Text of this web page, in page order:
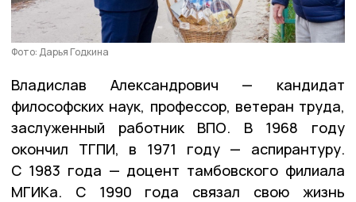
Фото: Дарья Годкина
Владислав Александрович — кандидат
философских наук, профессор, ветеран труда,
заслуженный работник ВПО. В 1968 году
окончил ТГПИ, в 1971 году — аспирантуру.
С 1983 года — доцент тамбовского филиала
МГИКа. С 1990 года связал свою жизнь